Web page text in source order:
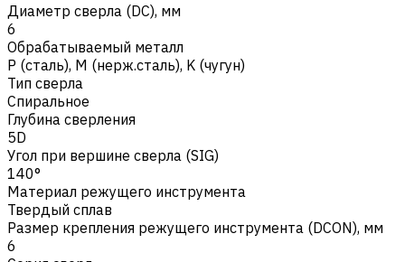
Диаметр сверла (DC), мм
6
Обрабатываемый металл
Р (сталь), M (нерж.сталь), K (чугун)
Тип сверла
Спиральное
Глубина сверления
5D
Угол при вершине сверла (SIG)
140°
Материал режущего инструмента
Твердый сплав
Размер крепления режущего инструмента (DCON), мм
6